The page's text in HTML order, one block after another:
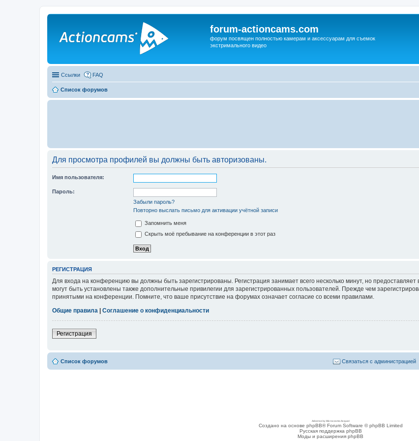
forum-actioncams.com
форум посвящен полностью камерам и аксессуарам для съемок
экстримального видео
Ссылки FAQ
Список форумов
Для просмотра профилей вы должны быть авторизованы.
Имя пользователя:
Пароль:
Забыли пароль?
Повторно выслать письмо для активации учётной записи
Запомнить меня
Скрыть моё пребывание на конференции в этот раз
РЕГИСТРАЦИЯ
Для входа на конференцию вы должны быть зарегистрированы. Регистрация занимает всего несколько минут, но
могут быть установлены также дополнительные привилегии для зарегистрированных пользователей. Прежде чем
принятыми на конференции. Помните, что ваше присутствие на форумах означает согласие со всеми правилами.
Общие правила | Соглашение о конфиденциальности
Регистрация
Список форумов Связаться с администрацией
Adsense by Microcosmo Acquari
Создано на основе phpBB® Forum Software © phpBB Limited
Русская поддержка phpBB
Моды и расширения phpBB